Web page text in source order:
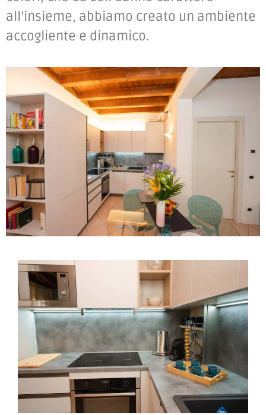
all’insieme, abbiamo creato un ambiente
accogliente e dinamico.